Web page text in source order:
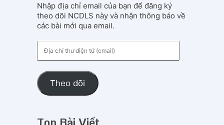
Nhập địa chỉ email của bạn để đăng ký
theo dõi NCDLS này và nhận thông báo về
các bài mới qua email.
chỉ
điện
tử
(email)
Theo dõi